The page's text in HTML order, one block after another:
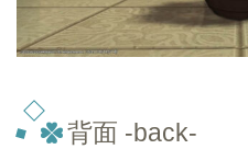
背面 -back-